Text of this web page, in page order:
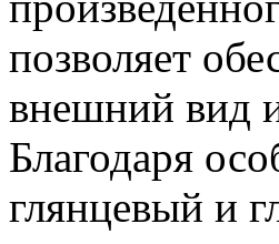
позволяет
внешний вид
Благодаря
глянцевый и